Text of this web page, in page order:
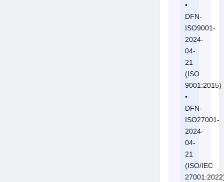
•
DFN-
ISO9001-
2024-
04-
21
(ISO
9001:2015)
•
DFN-
ISO27001-
2024-
04-
21
(ISO/IEC